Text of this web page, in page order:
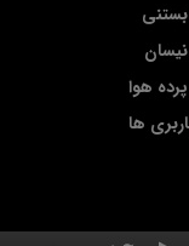
هوا
ها